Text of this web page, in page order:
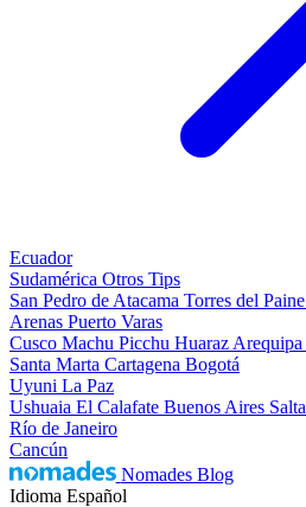
Ecuador
Sudamérica Otros Tips
San Pedro de Atacama Torres del Paine
Arenas Puerto Varas
Cusco Machu Picchu Huaraz Arequipa
Santa Marta Cartagena Bogotá
Uyuni La Paz
Ushuaia El Calafate Buenos Aires Salta
Río de Janeiro
Cancún
Nomades Blog
Idioma Español